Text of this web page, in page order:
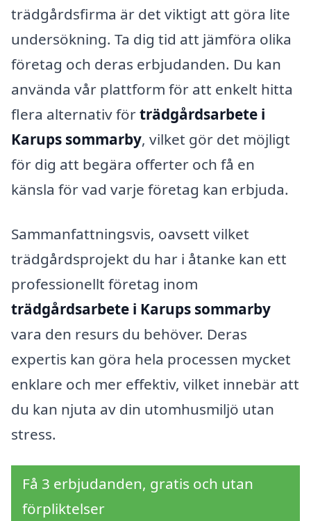
trädgårdsfirma är det viktigt att göra lite
undersökning. Ta dig tid att jämföra olika
företag och deras erbjudanden. Du kan
använda vår plattform för att enkelt hitta
flera alternativ förträdgårdsarbete i
Karups sommarby, vilket gör det möjligt
för dig att begära offerter och få en
känsla för vad varje företag kan erbjuda.
Sammanfattningsvis, oavsett vilket
trädgårdsprojekt du har i åtanke kan ett
professionellt företag inom
trädgårdsarbete i Karups sommarby
vara den resurs du behöver. Deras
expertis kan göra hela processen mycket
enklare och mer effektiv, vilket innebär att
du kan njuta av din utomhusmiljö utan
stress.
Få 3 erbjudanden, gratis och utan
förpliktelser